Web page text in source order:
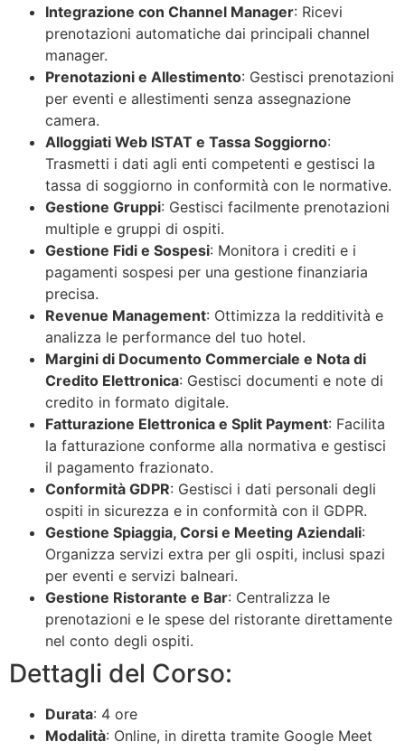
Integrazione con Channel Manager: Ricevi
prenotazioni automatiche dai principali channel
manager.
Prenotazioni e Allestimento: Gestisci prenotazioni
per eventi e allestimenti senza assegnazione
camera.
Alloggiati Web ISTAT e Tassa Soggiorno:
Trasmetti i dati agli enti competenti e gestisci la
tassa di soggiorno in conformità con le normative.
Gestione Gruppi: Gestisci facilmente prenotazioni
multiple e gruppi di ospiti.
Gestione Fidi e Sospesi: Monitora i crediti e i
pagamenti sospesi per una gestione finanziaria
precisa.
Revenue Management: Ottimizza la redditività e
analizza le performance del tuo hotel.
Margini di Documento Commerciale e Nota di
Credito Elettronica: Gestisci documenti e note di
credito in formato digitale.
Fatturazione Elettronica e Split Payment: Facilita
la fatturazione conforme alla normativa e gestisci
il pagamento frazionato.
Conformità GDPR: Gestisci i dati personali degli
ospiti in sicurezza e in conformità con il GDPR.
Gestione Spiaggia, Corsi e Meeting Aziendali:
Organizza servizi extra per gli ospiti, inclusi spazi
per eventi e servizi balneari.
Gestione Ristorante e Bar: Centralizza le
prenotazioni e le spese del ristorante direttamente
nel conto degli ospiti.
Dettagli del Corso:
Durata: 4 ore
Modalità: Online, in diretta tramite Google Meet